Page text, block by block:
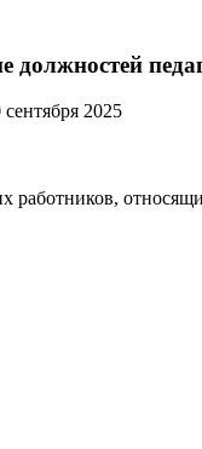
сентября 2025